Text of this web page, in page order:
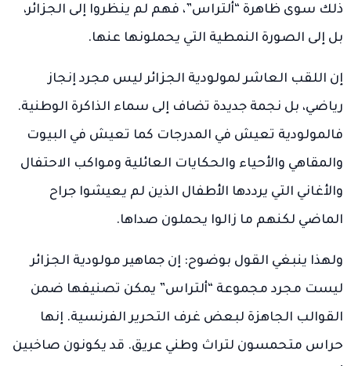
ذلك سوى ظاهرة “ألتراس”، فهم لم ينظروا إلى الجزائر،
بل إلى الصورة النمطية التي يحملونها عنها.
إن اللقب العاشر لمولودية الجزائر ليس مجرد إنجاز
رياضي، بل نجمة جديدة تضاف إلى سماء الذاكرة الوطنية.
فالمولودية تعيش في المدرجات كما تعيش في البيوت
والمقاهي والأحياء والحكايات العائلية ومواكب الاحتفال
والأغاني التي يرددها الأطفال الذين لم يعيشوا جراح
الماضي لكنهم ما زالوا يحملون صداها.
ولهذا ينبغي القول بوضوح: إن جماهير مولودية الجزائر
ليست مجرد مجموعة “ألتراس” يمكن تصنيفها ضمن
القوالب الجاهزة لبعض غرف التحرير الفرنسية. إنها
حراس متحمسون لتراث وطني عريق. قد يكونون صاخبين